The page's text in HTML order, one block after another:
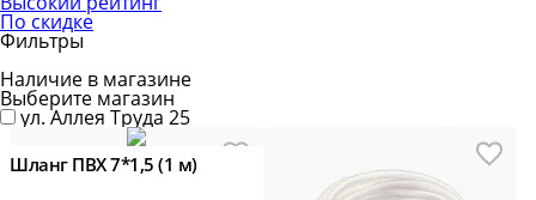
По скидке
Фильтры
Наличие в магазине
Выберите магазин
ул. Аллея Труда 25
Шланг ПВХ 7*1,5 (1 м)